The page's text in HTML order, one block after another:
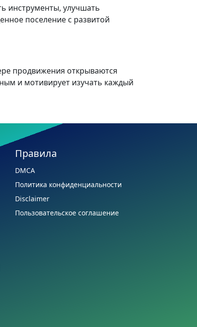
инструменты, улучшать
поселение с развитой
продвижения открываются
и мотивирует изучать каждый
Правила
DMCA
Политика конфиденциальности
Disclaimer
Пользовательское соглашение